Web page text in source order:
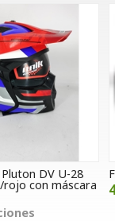
Faja UFO
48,00€